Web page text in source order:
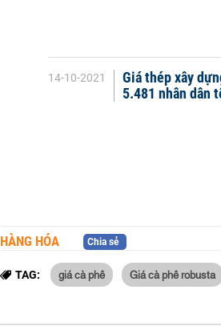
14-10-2021
Giá thép xây
5.481 nhân dân
HÀNG HÓA Chia sẻ
TAG: giá cà phê Giá cà phê robusta